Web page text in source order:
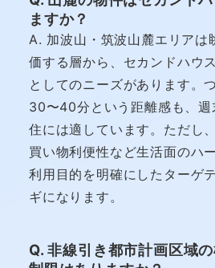
ますか？
A. 加波山・筑波山麓エリアは
価する層から、セカンドハウ
としてのニーズがあります。
30〜40分という距離感も、
住には適しています。ただし
買い物利便性など生活面のハ
利用目的を明確にしたターゲ
ギになります。
Q. 非線引き都市計画区域